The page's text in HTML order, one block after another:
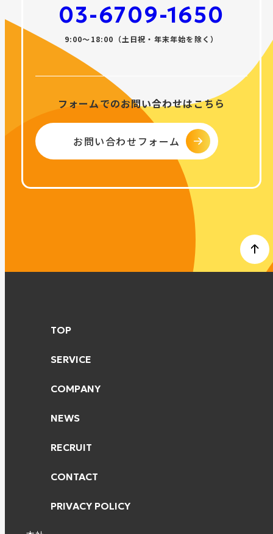
03-6709-1650
9:00〜18:00（土日祝・年末年始を除く）
フォームでのお問い合わせはこちら
お問い合わせフォーム
TOP
SERVICE
COMPANY
NEWS
RECRUIT
CONTACT
PRIVACY POLICY